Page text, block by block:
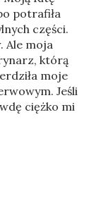
potrafiła
części.
Ale moja
którą
moje
Jeśli
ciężko mi